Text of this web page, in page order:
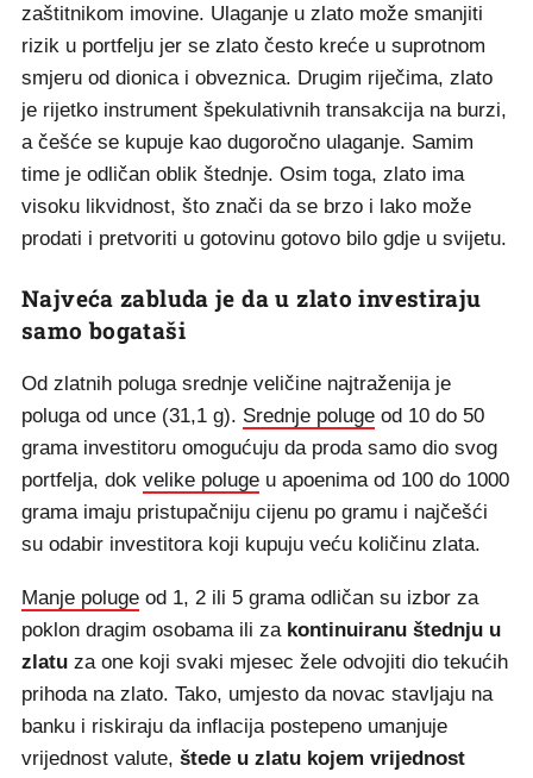
zaštitnikom imovine. Ulaganje u zlato može smanjiti
rizik u portfelju jer se zlato često kreće u suprotnom
smjeru od dionica i obveznica. Drugim riječima, zlato
je rijetko instrument špekulativnih transakcija na burzi,
a češće se kupuje kao dugoročno ulaganje. Samim
time je odličan oblik štednje. Osim toga, zlato ima
visoku likvidnost, što znači da se brzo i lako može
prodati i pretvoriti u gotovinu gotovo bilo gdje u svijetu.
Najveća zabluda je da u zlato investiraju
samo bogataši
Od zlatnih poluga srednje veličine najtraženija je
poluga od unce (31,1 g). Srednje poluge od 10 do 50
grama investitoru omogućuju da proda samo dio svog
portfelja, dok velike poluge u apoenima od 100 do 1000
grama imaju pristupačniju cijenu po gramu i najčešći
su odabir investitora koji kupuju veću količinu zlata.
Manje poluge od 1, 2 ili 5 grama odličan su izbor za
poklon dragim osobama ili za kontinuiranu štednju u
zlatu za one koji svaki mjesec žele odvojiti dio tekućih
prihoda na zlato. Tako, umjesto da novac stavljaju na
banku i riskiraju da inflacija postepeno umanjuje
vrijednost valute, štede u zlatu kojem vrijednost